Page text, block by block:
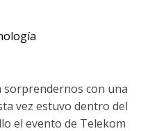
sorprendernos con una
vez estuvo dentro del
el evento de Telekom